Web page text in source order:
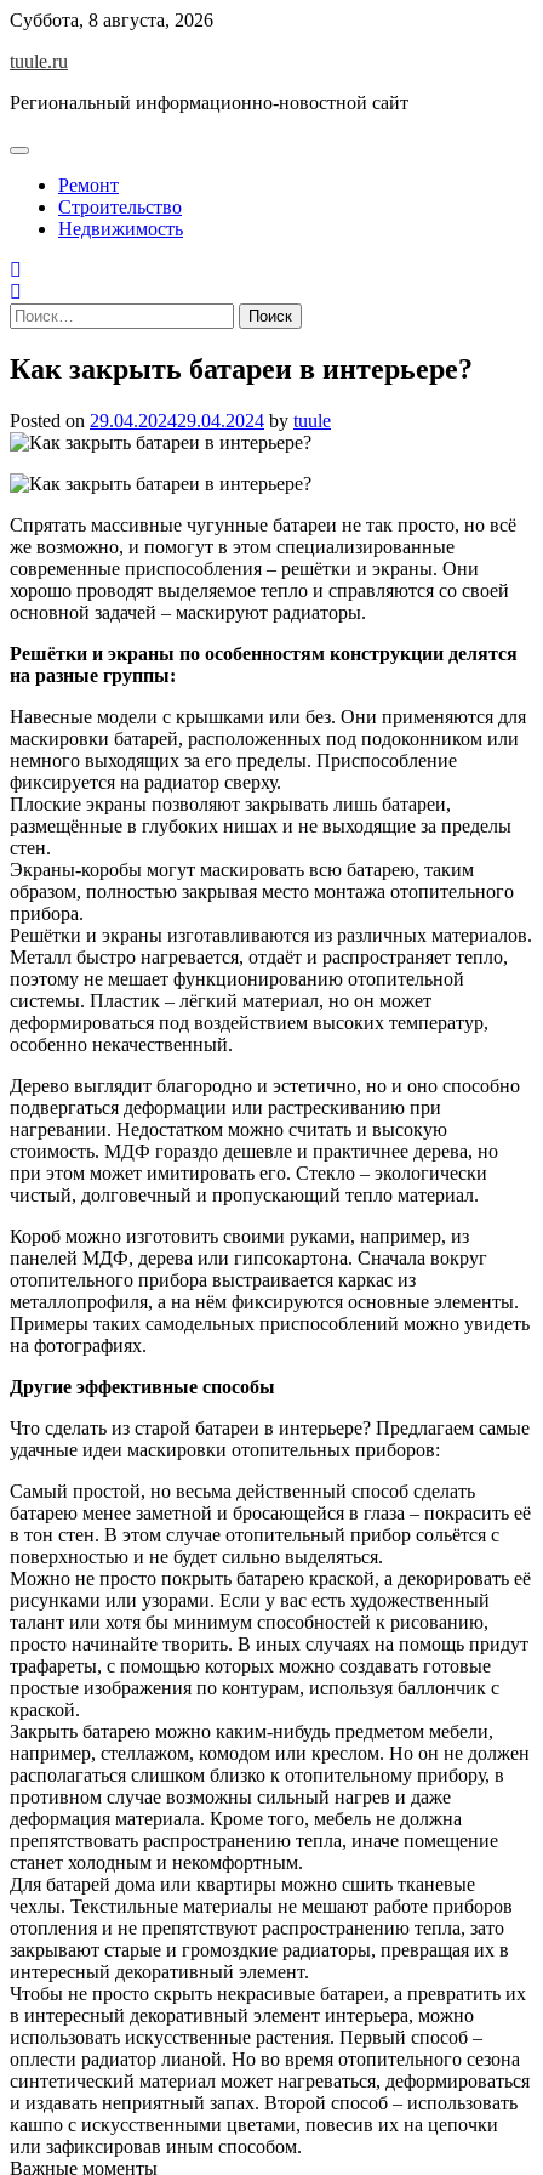
Skip
content
Суббота, 8 августа, 2026
tuule.ru
Региональный информационно-новостной сайт
Ремонт
Строительство
Недвижимость
Найти:
Как закрыть батареи в интерьере?
Posted on 29.04.202429.04.2024 by tuule
Спрятать массивные чугунные батареи не так просто, но всё
же возможно, и помогут в этом специализированные
современные приспособления – решётки и экраны. Они
хорошо проводят выделяемое тепло и справляются со своей
основной задачей – маскируют радиаторы.
Решётки и экраны по особенностям конструкции делятся
на разные группы:
Навесные модели с крышками или без. Они применяются для
маскировки батарей, расположенных под подоконником или
немного выходящих за его пределы. Приспособление
фиксируется на радиатор сверху.
Плоские экраны позволяют закрывать лишь батареи,
размещённые в глубоких нишах и не выходящие за пределы
стен.
Экраны-коробы могут маскировать всю батарею, таким
образом, полностью закрывая место монтажа отопительного
прибора.
Решётки и экраны изготавливаются из различных материалов.
Металл быстро нагревается, отдаёт и распространяет тепло,
поэтому не мешает функционированию отопительной
системы. Пластик – лёгкий материал, но он может
деформироваться под воздействием высоких температур,
особенно некачественный.
Дерево выглядит благородно и эстетично, но и оно способно
подвергаться деформации или растрескиванию при
нагревании. Недостатком можно считать и высокую
стоимость. МДФ гораздо дешевле и практичнее дерева, но
при этом может имитировать его. Стекло – экологически
чистый, долговечный и пропускающий тепло материал.
Короб можно изготовить своими руками, например, из
панелей МДФ, дерева или гипсокартона. Сначала вокруг
отопительного прибора выстраивается каркас из
металлопрофиля, а на нём фиксируются основные элементы.
Примеры таких самодельных приспособлений можно увидеть
на фотографиях.
Другие эффективные способы
Что сделать из старой батареи в интерьере? Предлагаем самые
удачные идеи маскировки отопительных приборов:
Самый простой, но весьма действенный способ сделать
батарею менее заметной и бросающейся в глаза – покрасить её
в тон стен. В этом случае отопительный прибор сольётся с
поверхностью и не будет сильно выделяться.
Можно не просто покрыть батарею краской, а декорировать её
рисунками или узорами. Если у вас есть художественный
талант или хотя бы минимум способностей к рисованию,
просто начинайте творить. В иных случаях на помощь придут
трафареты, с помощью которых можно создавать готовые
простые изображения по контурам, используя баллончик с
краской.
Закрыть батарею можно каким-нибудь предметом мебели,
например, стеллажом, комодом или креслом. Но он не должен
располагаться слишком близко к отопительному прибору, в
противном случае возможны сильный нагрев и даже
деформация материала. Кроме того, мебель не должна
препятствовать распространению тепла, иначе помещение
станет холодным и некомфортным.
Для батарей дома или квартиры можно сшить тканевые
чехлы. Текстильные материалы не мешают работе приборов
отопления и не препятствуют распространению тепла, зато
закрывают старые и громоздкие радиаторы, превращая их в
интересный декоративный элемент.
Чтобы не просто скрыть некрасивые батареи, а превратить их
в интересный декоративный элемент интерьера, можно
использовать искусственные растения. Первый способ –
оплести радиатор лианой. Но во время отопительного сезона
синтетический материал может нагреваться, деформироваться
и издавать неприятный запах. Второй способ – использовать
кашпо с искусственными цветами, повесив их на цепочки
или зафиксировав иным способом.
Важные моменты